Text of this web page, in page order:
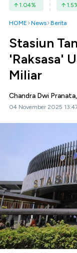
1.04% 1.5
HOME News Berita
Stasiun
'Raksasa'
Miliar
Chandra Dwi Pranata,
04 November 2025